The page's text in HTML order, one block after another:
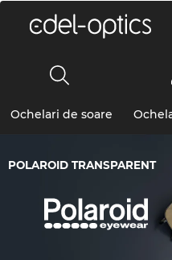
Ochelari de soare
POLAROID TRANSPARENT